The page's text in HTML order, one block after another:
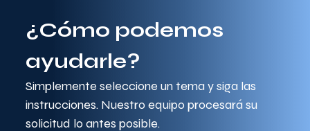
¿Cómo podemos
ayudarle?
Simplemente seleccione un tema y siga las
instrucciones. Nuestro equipo procesará su
solicitud lo antes posible.